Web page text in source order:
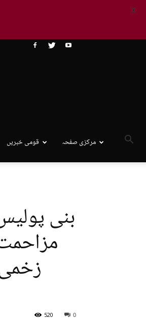
قومی خبریں مرکزی صفحہ
بنی
0
520
X